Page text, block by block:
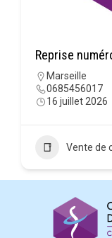
Reprise
Marseille
0685456017
16 juillet 2026
Vente de